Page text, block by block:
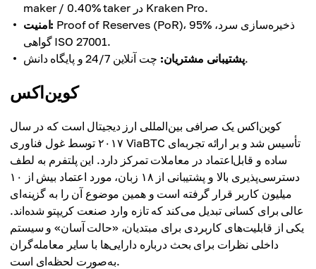
maker / 0.40% taker در Kraken Pro.
امنیت: Proof of Reserves (PoR)، 95% ذخیره‌سازی سرد،
گواهی ISO 27001.
پشتیبانی مشتریان:چت آنلاین 24/7 و پایگاه دانش.
کوین‌اکس
کوین‌اکس یک صرافی بین‌المللی ارز دیجیتال است که در سال
۲۰۱۷ توسط غول فناوری ViaBTC تأسیس شد و بر ارائه تجربه‌ای
ساده و قابل‌اعتماد در معاملات تمرکز دارد. این پلتفرم به لطف
دسترسی‌پذیری بالا و پشتیبانی از ۱۸ زبان، مورد اعتماد بیش از ۱۰
میلیون کاربر قرار گرفته است و همین موضوع آن را به گزینه‌ای
عالی برای کسانی تبدیل می‌کند که تازه وارد صنعت کریپتو شده‌اند.
یکی از قابلیت‌های کاربردی برای مبتدیان، «حالت آسان» و سیستم
داخلی نظرات برای بحث درباره دارایی‌ها با سایر معامله‌گران
به‌صورت لحظه‌ای است.